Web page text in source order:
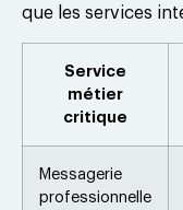
que les services
Service
métier
critique
Messagerie
professionnelle